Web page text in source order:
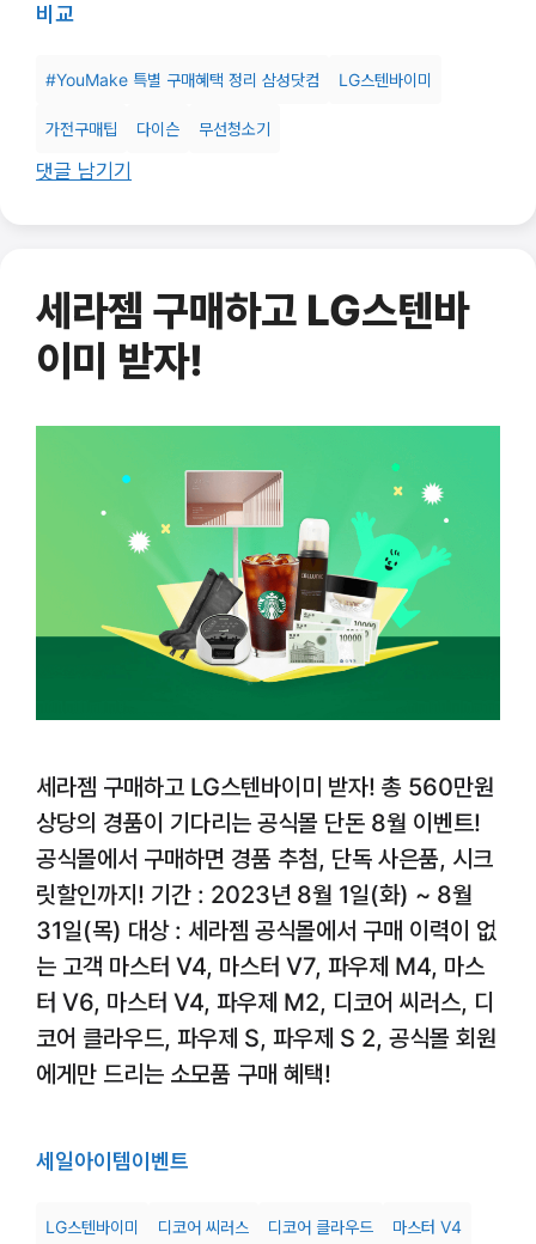
비교
#YouMake 특별 구매혜택 정리 삼성닷컴 LG스텐바이미
가전구매팁 다이슨 무선청소기
댓글 남기기
세라젬 구매하고 LG스텐바
이미 받자!
세라젬 구매하고 LG스텐바이미 받자! 총 560만원
상당의 경품이 기다리는 공식몰 단돈 8월 이벤트!
공식몰에서 구매하면 경품 추첨, 단독 사은품, 시크
릿할인까지! 기간 : 2023년 8월 1일(화) ~ 8월
31일(목) 대상 : 세라젬 공식몰에서 구매 이력이 없
는 고객 마스터 V4, 마스터 V7, 파우제 M4, 마스
터 V6, 마스터 V4, 파우제 M2, 디코어 씨러스, 디
코어 클라우드, 파우제 S, 파우제 S 2, 공식몰 회원
에게만 드리는 소모품 구매 혜택!
세일아이템이벤트
LG스텐바이미 디코어 씨러스 디코어 클라우드 마스터 V4